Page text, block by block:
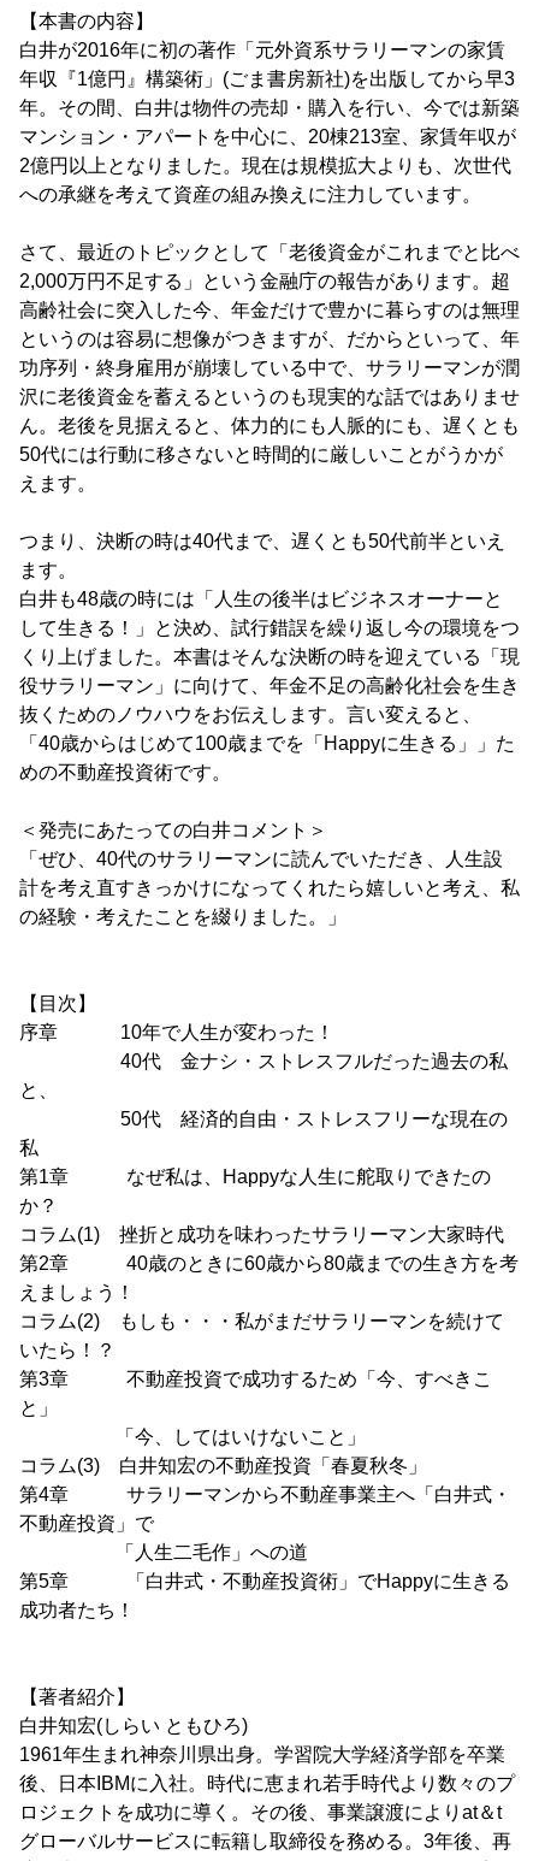
【本書の内容】
白井が2016年に初の著作「元外資系サラリーマンの家賃
年収『1億円』構築術」(ごま書房新社)を出版してから早3
年。その間、白井は物件の売却・購入を行い、今では新築
マンション・アパートを中心に、20棟213室、家賃年収が
2億円以上となりました。現在は規模拡大よりも、次世代
への承継を考えて資産の組み換えに注力しています。
さて、最近のトピックとして「老後資金がこれまでと比べ
2,000万円不足する」という金融庁の報告があります。超
高齢社会に突入した今、年金だけで豊かに暮らすのは無理
というのは容易に想像がつきますが、だからといって、年
功序列・終身雇用が崩壊している中で、サラリーマンが潤
沢に老後資金を蓄えるというのも現実的な話ではありませ
ん。老後を見据えると、体力的にも人脈的にも、遅くとも
50代には行動に移さないと時間的に厳しいことがうかが
えます。
つまり、決断の時は40代まで、遅くとも50代前半といえ
ます。
白井も48歳の時には「人生の後半はビジネスオーナーと
して生きる！」と決め、試行錯誤を繰り返し今の環境をつ
くり上げました。本書はそんな決断の時を迎えている「現
役サラリーマン」に向けて、年金不足の高齢化社会を生き
抜くためのノウハウをお伝えします。言い変えると、
「40歳からはじめて100歳までを「Happyに生きる」」た
めの不動産投資術です。
＜発売にあたっての白井コメント＞
「ぜひ、40代のサラリーマンに読んでいただき、人生設
計を考え直すきっかけになってくれたら嬉しいと考え、私
の経験・考えたことを綴りました。」
【目次】
序章 10年で人生が変わった！
40代 金ナシ・ストレスフルだった過去の私
と、
50代 経済的自由・ストレスフリーな現在の
私
第1章 なぜ私は、Happyな人生に舵取りできたの
か？
コラム(1) 挫折と成功を味わったサラリーマン大家時代
第2章 40歳のときに60歳から80歳までの生き方を考
えましょう！
コラム(2) もしも・・・私がまだサラリーマンを続けて
いたら！？
第3章 不動産投資で成功するため「今、すべきこ
と」
「今、してはいけないこと」
コラム(3) 白井知宏の不動産投資「春夏秋冬」
第4章 サラリーマンから不動産事業主へ「白井式・
不動産投資」で
「人生二毛作」への道
第5章 「白井式・不動産投資術」でHappyに生きる
成功者たち！
【著者紹介】
白井知宏(しらい ともひろ)
1961年生まれ神奈川県出身。学習院大学経済学部を卒業
後、日本IBMに入社。時代に恵まれ若手時代より数々のプ
ロジェクトを成功に導く。その後、事業譲渡によりat＆t
グローバルサービスに転籍し取締役を務める。3年後、再